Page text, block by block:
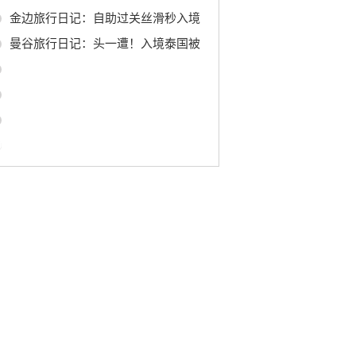
金边旅行日记：自助过关丝滑秒入境
曼谷旅行日记：头一遭！入境泰国被